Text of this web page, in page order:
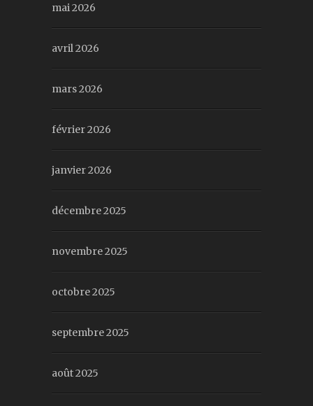
mai 2026
avril 2026
mars 2026
février 2026
janvier 2026
décembre 2025
novembre 2025
octobre 2025
septembre 2025
août 2025